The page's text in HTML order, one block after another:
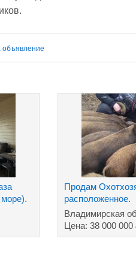
объявление
Продам
расположенное.
Владимирская
Цена: 38 000 000